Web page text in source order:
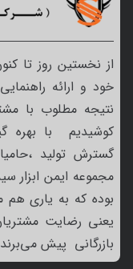
از نخستین روز تا
خود و ارائه
نتیجه مطلوب با
کوشیدیم با بهره
گسترش تولید
مجموعه ایمن ابزار
بوده که به یاری
یعنی رضایت
بازرگانی پیش